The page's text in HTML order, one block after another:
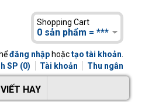
Shopping Cart
0 sản phẩm = ***
đăng nhập hoặctạo tài khoản
SP (0) Tài khoản Thu ngân
HAY